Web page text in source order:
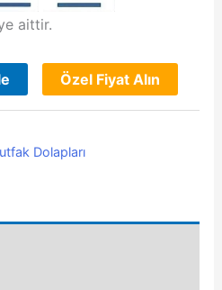
aittir.
Özel Fiyat Alın
Dolapları